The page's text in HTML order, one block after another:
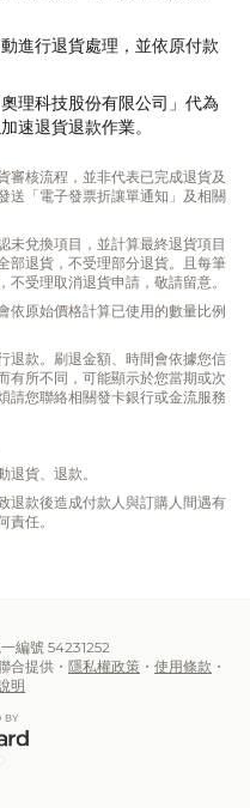
進行退貨處理，並依原付款
理科技股份有限公司」代為
速退貨退款作業。
審核流程，並非代表已完成退貨及
送「電子發票折讓單通知」及相關
未兌換項目，並計算最終退貨項目
部退貨，不受理部分退貨。且每筆
受理取消退貨申請，敬請留意。
依原始價格計算已使用的數量比例
退款。刷退金額、時間會依據您信
有所不同，可能顯示於您當期或次
請您聯絡相關發卡銀行或金流服務
貨、退款。
退款後造成付款人與訂購人間遇有
任。
編號 54231252
合提供・ 隱私權政策 ・ 使用條款 ・
明